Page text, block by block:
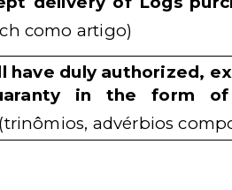
como artigo)
have duly authorized,
in the form
(trinômios, advérbios